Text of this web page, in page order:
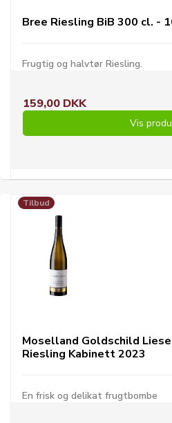
Bree Riesling BiB 300 cl. -
Frugtig og halvtør Riesling.
159,00 DKK
Vis
Tilbud
Moselland Goldschild
Riesling Kabinett 2023
En frisk og delikat frugtbombe